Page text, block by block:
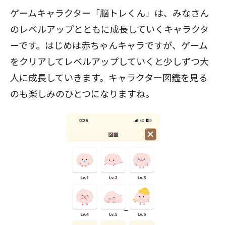
ゲームキャラクター「脳トレくん」は、みなさん
のレベルアップとともに成長していくキャラクタ
ーです。はじめは赤ちゃんキャラですが、ゲーム
をクリアしてレベルアップしていくと少しずつ大
人に成長していきます。キャラクター図鑑を見る
のも楽しみのひとつになりますね。